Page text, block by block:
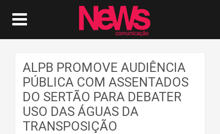
ALPB PROMOVE AUDIÊNCIA
PÚBLICA COM ASSENTADOS
DO SERTÃO PARA DEBATER
USO DAS ÁGUAS DA
TRANSPOSIÇÃO